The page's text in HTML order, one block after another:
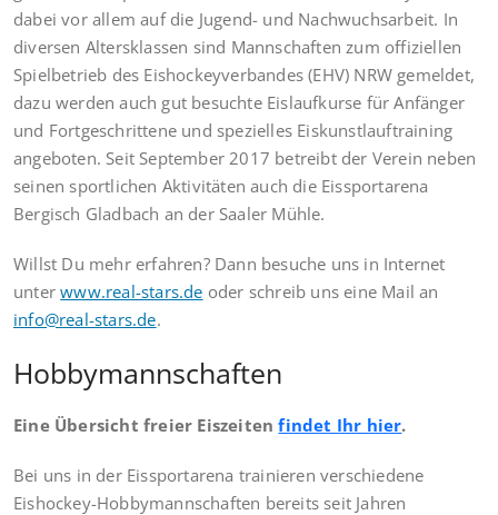
dabei vor allem auf die Jugend- und Nachwuchsarbeit. In
diversen Altersklassen sind Mannschaften zum offiziellen
Spielbetrieb des Eishockeyverbandes (EHV) NRW gemeldet,
dazu werden auch gut besuchte Eislaufkurse für Anfänger
und Fortgeschrittene und spezielles Eiskunstlauftraining
angeboten. Seit September 2017 betreibt der Verein neben
seinen sportlichen Aktivitäten auch die Eissportarena
Bergisch Gladbach an der Saaler Mühle.
Willst Du mehr erfahren? Dann besuche uns in Internet
unterwww.real-stars.de oder schreib uns eine Mail an
info@real-stars.de.
Hobbymannschaften
Eine Übersicht freier Eiszeitenfindet Ihr hier.
Bei uns in der Eissportarena trainieren verschiedene
Eishockey-Hobbymannschaften bereits seit Jahren